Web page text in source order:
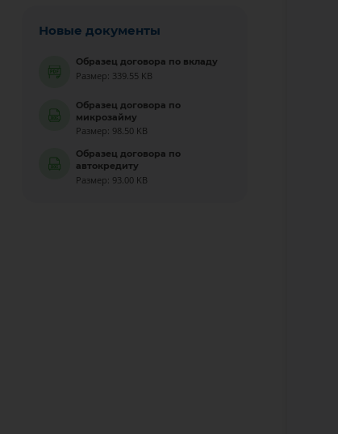
Новые документы
Образец договора по вкладу
Размер: 339.55 KB
Образец договора по
микрозайму
Размер: 98.50 KB
Образец договора по
автокредиту
Размер: 93.00 KB